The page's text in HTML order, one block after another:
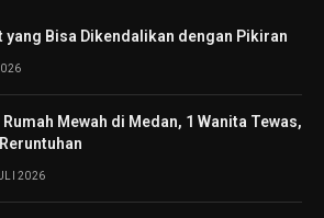
yang Bisa Dikendalikan dengan Pikiran
Mewah di Medan, 1 Wanita Tewas,
2026